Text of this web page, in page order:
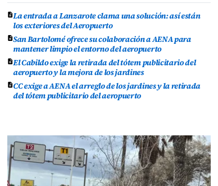
La entrada a Lanzarote clama una solución: así están
los exteriores del Aeropuerto
San Bartolomé ofrece su colaboración a AENA para
mantener limpio el entorno del aeropuerto
El Cabildo exige la retirada del tótem publicitario del
aeropuerto y la mejora de los jardines
CC exige a AENA el arreglo de los jardines y la retirada
del tótem publicitario del aeropuerto